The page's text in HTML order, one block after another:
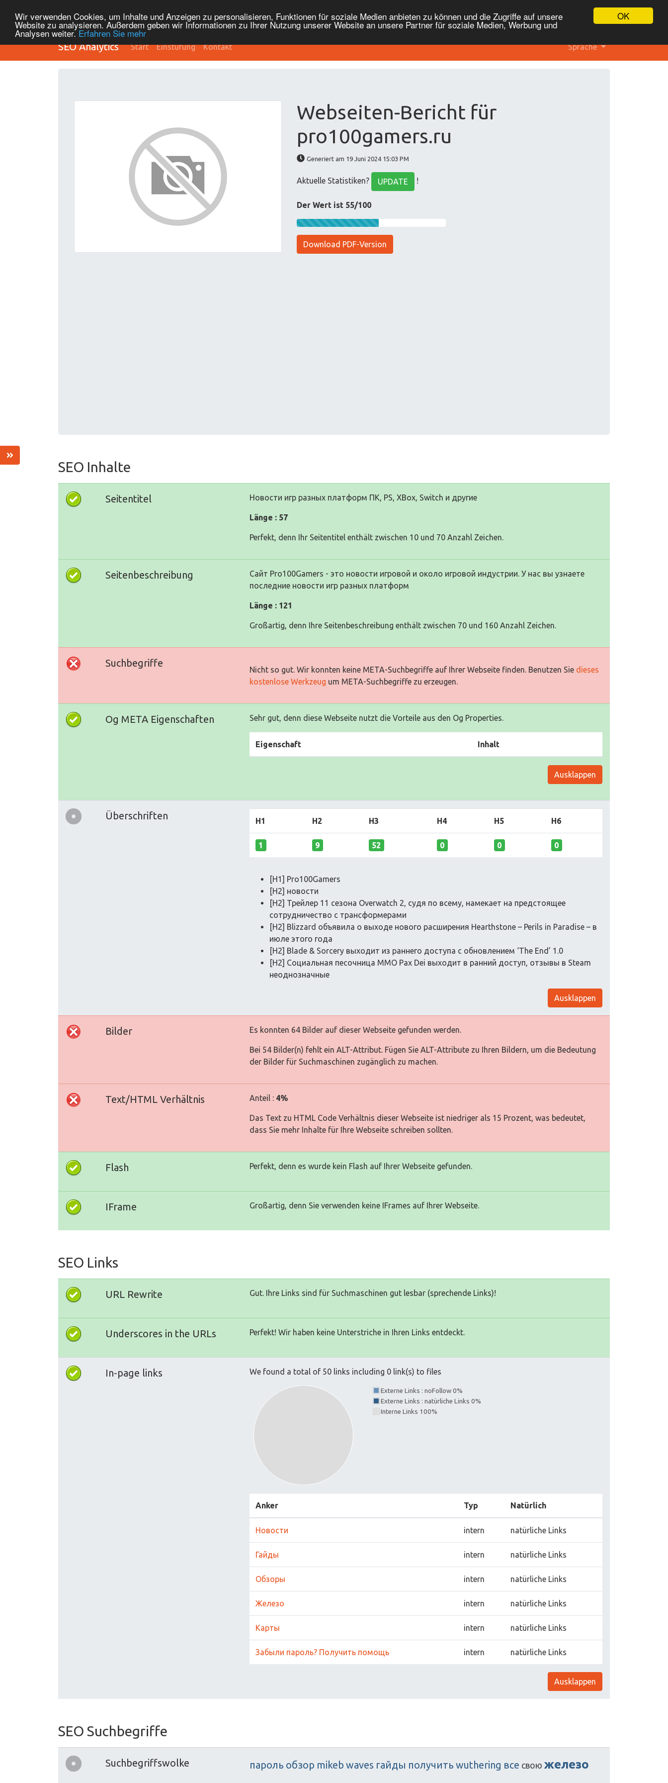
OK
Wir verwenden Cookies, um Inhalte und Anzeigen zu personalisieren, Funktionen für soziale Medien anbieten zu können und die Zugriffe auf unsere
Website zu analysieren. Außerdem geben wir Informationen zu Ihrer Nutzung unserer Website an unsere Partner für soziale Medien, Werbung und
Analysen weiter. Erfahren Sie mehr
SEO Analytics Start Einstufung Kontakt Sprache
Webseiten-Bericht für
pro100gamers.ru
Generiert am 19 Juni 2024 15:03 PM
Aktuelle Statistiken? UPDATE !
Der Wert ist 55/100
Download PDF-Version
SEO Inhalte
Seitentitel Новости игр разных платформ ПК, PS, XBox, Switch и другие
Länge : 57
Perfekt, denn Ihr Seitentitel enthält zwischen 10 und 70 Anzahl Zeichen.
Seitenbeschreibung
Сайт Pro100Gamers - это новости игровой и около игровой индустрии. У нас вы узнаете
последние новости игр разных платформ
Länge : 121
Großartig, denn Ihre Seitenbeschreibung enthält zwischen 70 und 160 Anzahl Zeichen.
Suchbegriffe
Nicht so gut. Wir konnten keine META-Suchbegriffe auf Ihrer Webseite finden. Benutzen Sie dieses
kostenlose Werkzeug um META-Suchbegriffe zu erzeugen.
Og META Eigenschaften Sehr gut, denn diese Webseite nutzt die Vorteile aus den Og Properties.
Eigenschaft Inhalt
Ausklappen
Überschriften H1 H2 H3 H4 H5 H6
1 9 52 0 0 0
[H1] Pro100Gamers
[H2] новости
[H2] Трейлер 11 сезона Overwatch 2, судя по всему, намекает на предстоящее
сотрудничество с трансформерами
[H2] Blizzard объявила о выходе нового расширения Hearthstone – Perils in Paradise – в
июле этого года
[H2] Blade & Sorcery выходит из раннего доступа с обновлением ‘The End’ 1.0
[H2] Социальная песочница MMO Pax Dei выходит в ранний доступ, отзывы в Steam
неоднозначные
Ausklappen
Bilder Es konnten 64 Bilder auf dieser Webseite gefunden werden.
Bei 54 Bilder(n) fehlt ein ALT-Attribut. Fügen Sie ALT-Attribute zu Ihren Bildern, um die Bedeutung
der Bilder für Suchmaschinen zugänglich zu machen.
Text/HTML Verhältnis Anteil : 4%
Das Text zu HTML Code Verhältnis dieser Webseite ist niedriger als 15 Prozent, was bedeutet,
dass Sie mehr Inhalte für Ihre Webseite schreiben sollten.
Flash Perfekt, denn es wurde kein Flash auf Ihrer Webseite gefunden.
IFrame Großartig, denn Sie verwenden keine IFrames auf Ihrer Webseite.
SEO Links
URL Rewrite Gut. Ihre Links sind für Suchmaschinen gut lesbar (sprechende Links)!
Underscores in the URLs Perfekt! Wir haben keine Unterstriche in Ihren Links entdeckt.
In-page links We found a total of 50 links including 0 link(s) to files
Externe Links : noFollow 0%
Externe Links : natürliche Links 0%
Interne Links 100%
Anker Typ Natürlich
Новости intern natürliche Links
Гайды intern natürliche Links
Обзоры intern natürliche Links
Железо intern natürliche Links
Карты intern natürliche Links
Забыли пароль? Получить помощь intern natürliche Links
Ausklappen
SEO Suchbegriffe
Suchbegriffswolke пароль обзор mikeb waves гайды получить wuthering все свою железо